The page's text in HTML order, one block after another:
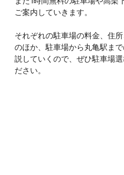
ご案内していきます。
それぞれの駐車場の料金、住
のほか、駐車場から丸亀駅ま
説していくので、ぜひ駐車場
ださい。